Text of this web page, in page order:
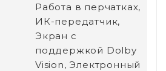
Работа в перчатках,
ИК-передатчик,
Экран с
поддержкой Dolby
Vision, Электронный